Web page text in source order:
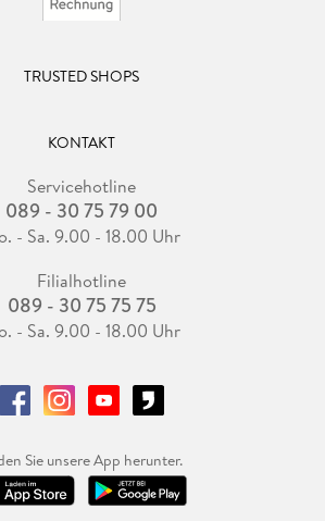
TRUSTED SHOPS
KONTAKT
Servicehotline
089 - 30 75 79 00
- Sa. 9.00 - 18.00 Uhr
Filialhotline
089 - 30 75 75 75
- Sa. 9.00 - 18.00 Uhr
Sie unsere App herunter.